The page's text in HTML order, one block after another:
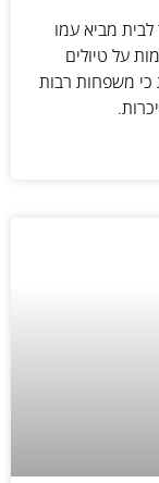
מביא עמו
על טיולים
משפחות רבות